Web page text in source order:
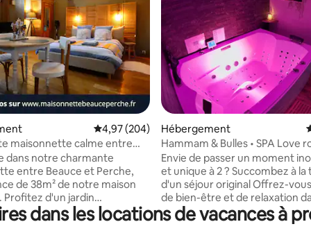
la base de 111 commentaires : 4,87 sur 5
Évaluation moyenne sur la base de 204
4,97 (204)
maisonnette calme entre
Perche
dans notre charmante
entre Beauce et Perche,
de 38m² de notre maison
Profitez d'un jardin
et garez votre voiture sur
privé. À moins de 30
Hébergement
Hammam & Bulles • SPA Love
•Nuits-Chartraines
Envie de passer un moment
et unique à 2 ? Succombez à
d'un séjour original ​Offrez-
de bien-être et de relaxation
love room privée où tout a été
pour vous faire passer un
dans les locations de vacances à